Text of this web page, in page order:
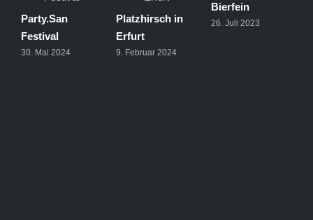
Party.San
Festival
30. Mai 2024
Platzhirsch in
Erfurt
9. Februar 2024
Bierfein
26. Juli 2023